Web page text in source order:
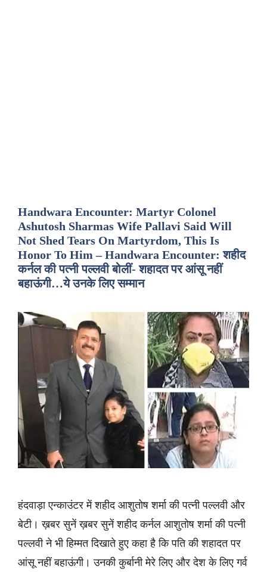
Handwara Encounter: Martyr Colonel
Ashutosh Sharmas Wife Pallavi Said Will
Not Shed Tears On Martyrdom, This Is
Honor To Him – Handwara Encounter: शहीद
कर्नल की पत्नी पल्लवी बोलीं- शहादत पर आंसू नहीं
बहाऊंगी…ये उनके लिए सम्मान
हंदवाड़ा एन्काउंटर में शहीद आशुतोष शर्मा की पत्नी पल्लवी और
बेटी। ख़बर सुनें ख़बर सुनें शहीद कर्नल आशुतोष शर्मा की पत्नी
पल्लवी ने भी हिम्मत दिखाते हुए कहा है कि पति की शहादत पर
आंसू नहीं बहाऊंगी। उनकी कुर्बानी मेरे लिए और देश के लिए गर्व